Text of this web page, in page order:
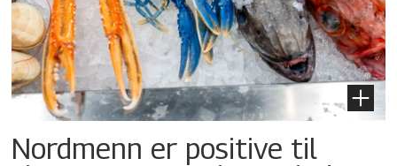
Nordmenn er positive til